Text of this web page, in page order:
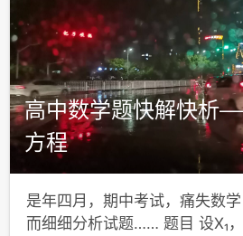
高中数学题快解快析
方程
是年四月，期中考试，痛失数学
而细细分析试题…… 题目 设X₁